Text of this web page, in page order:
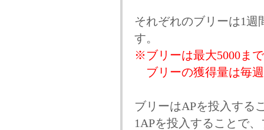
それぞれのブリーは1週
す。
※ブリーは最大5000ま
ブリーの獲得量は毎
ブリーはAPを投入する
1APを投入することで